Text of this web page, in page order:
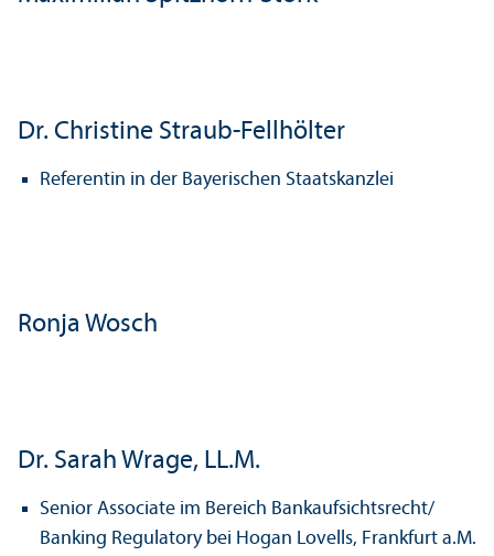
Dr. Christine Straub-Fellhölter
Referentin in der Bayerischen Staats­kanzlei
Ronja Wosch
Dr. Sarah Wrage, LL.M.
Senior Associate im Bereich Bankaufsichtsrecht/
Banking Regulatory bei Hogan Lovells, Frankfurt a.M.